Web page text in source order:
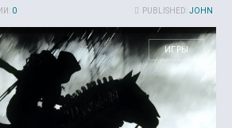
PUBLISHED:JOHN
0
ИГРЫ